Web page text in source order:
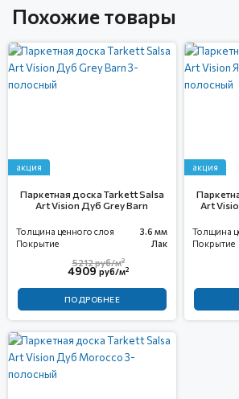
Похожие товары
акция
Паркетная доска Tarkett Salsa
Art Vision Дуб Grey Barn
Толщина ценного слоя
3.6 мм
Покрытие
Лак
4909руб/м2
5212руб/м2
ПОДРОБНЕЕ
акция
Art
Толщина
Покрытие